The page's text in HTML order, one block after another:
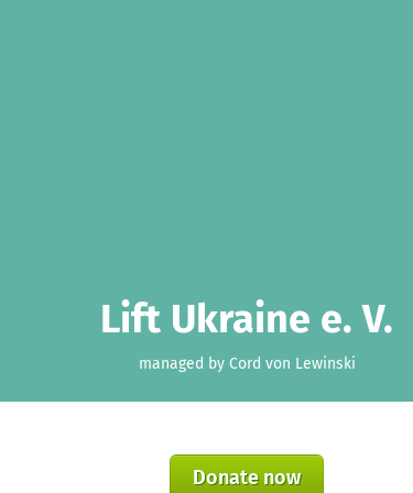
Lift Ukraine e. V.
managed by Cord von Lewinski
Donate now